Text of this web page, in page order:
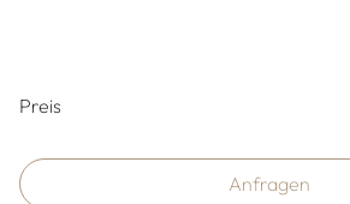
Preis
Anfragen